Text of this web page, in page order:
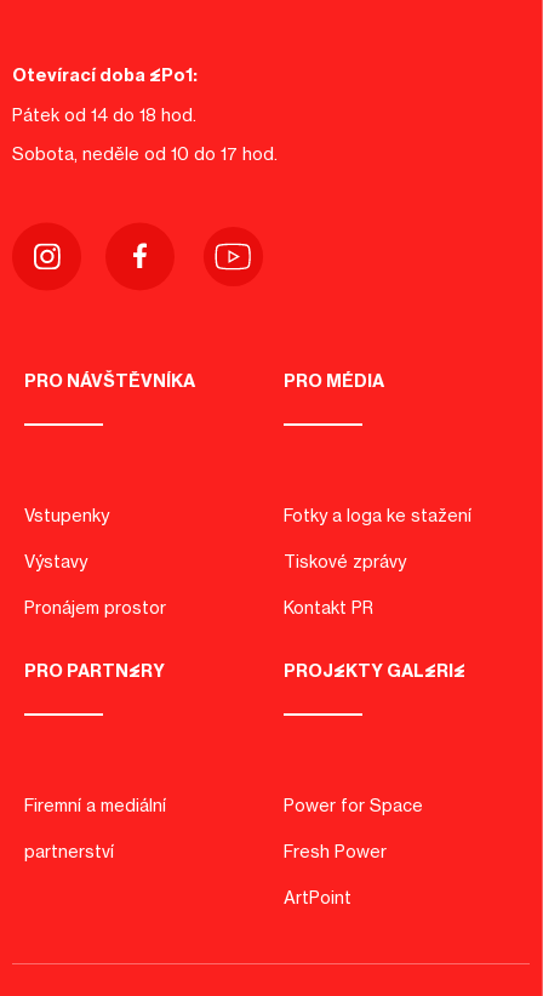
Otevírací doba EPo1:
Pátek od 14 do 18 hod.
Sobota, neděle od 10 do 17 hod.
PRO NÁVŠTĚVNÍKA
Vstupenky
Výstavy
Pronájem prostor
PRO MÉDIA
Fotky a loga ke stažení
Tiskové zprávy
Kontakt PR
PRO PARTNERY
Firemní a mediální
partnerství
PROJEKTY GALERIE
Power for Space
Fresh Power
ArtPoint